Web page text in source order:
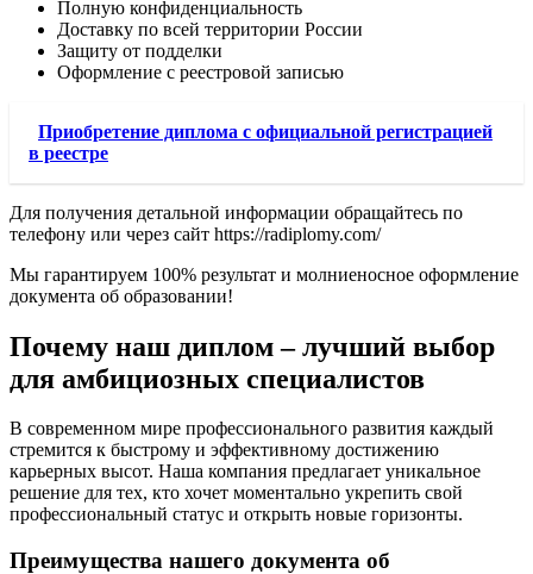
Полную конфиденциальность
Доставку по всей территории России
Защиту от подделки
Оформление с реестровой записью
Приобретение диплома с официальной регистрацией
в реестре
Для получения детальной информации обращайтесь по
телефону или через сайт https://radiplomy.com/
Мы гарантируем 100% результат и молниеносное оформление
документа об образовании!
Почему наш диплом – лучший выбор
для амбициозных специалистов
В современном мире профессионального развития каждый
стремится к быстрому и эффективному достижению
карьерных высот. Наша компания предлагает уникальное
решение для тех, кто хочет моментально укрепить свой
профессиональный статус и открыть новые горизонты.
Преимущества нашего документа об